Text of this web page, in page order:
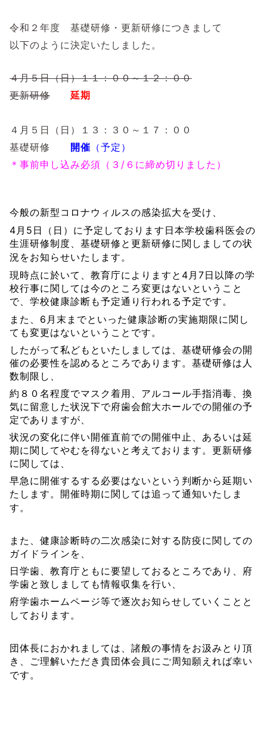
令和２年度 基礎研修・更新研修につきまして
以下のように決定いたしました。
４月５日（日）１１：００～１２：００
更新研修
延期
４月５日（日）１３：３０～１７：００
基礎研修 開催 （予定）
＊事前申し込み必須（３/６に締め切りました）
今般の新型コロナウィルスの感染拡大を受け、
4 月 5 日（日）に予定しております日本学校歯科医会の
生涯研修制度、基礎研修と更新研修に関しましての状
況をお知らせいたします。
現時点に於いて、教育庁によりますと 4 月 7 日以降の学
校行事に関しては今のところ変更はないということ
で、 学校健康診断も予定通り行われる予定です。
また、 6 月末までといった健康診断の実施期限に関し
ても変更はないということです。
したがって私どもといたしましては、基礎研修会の開
催の必要性を認めるところであります。 基礎研修は人
数制限し、
約 ８０ 名程度でマスク着用、アルコール手指消毒、換
気に留意した状況下で府歯会館大ホールでの開催の予
定でありますが、
状況の変化に伴い開催直前での開催中止、あるいは延
期に関してやむを得ないと考えております。更新研修
に関しては、
早急に開催するする必要はないという判断から延期い
たします。開催時期に関しては追って通知いたしま
す。
また、健康診断時の二次感染に対する防疫に関しての
ガイドラインを、
日学歯、教育庁ともに要望しておるところであり、府
学歯と致しましても情報収集を行い、
府学歯ホームページ等で逐次お知らせしていくことと
しております。
団体長におかれましては、諸般の事情をお汲みとり頂
き、ご理解いただき貴団体会員にご周知願えれば幸い
です。